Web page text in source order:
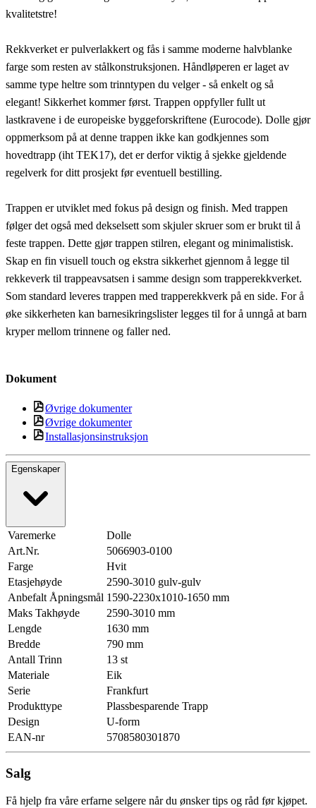
kvalitetstre!
Rekkverket er pulverlakkert og fås i samme moderne halvblanke
farge som resten av stålkonstruksjonen. Håndløperen er laget av
samme type heltre som trinntypen du velger - så enkelt og så
elegant! Sikkerhet kommer først. Trappen oppfyller fullt ut
lastkravene i de europeiske byggeforskriftene (Eurocode). Dolle gjør
oppmerksom på at denne trappen ikke kan godkjennes som
hovedtrapp (iht TEK17), det er derfor viktig å sjekke gjeldende
regelverk for ditt prosjekt før eventuell bestilling.
Trappen er utviklet med fokus på design og finish. Med trappen
følger det også med dekselsett som skjuler skruer som er brukt til å
feste trappen. Dette gjør trappen stilren, elegant og minimalistisk.
Skap en fin visuell touch og ekstra sikkerhet gjennom å legge til
rekkeverk til trappeavsatsen i samme design som trapperekkverket.
Som standard leveres trappen med trapperekkverk på en side. For å
øke sikkerheten kan barnesikringslister legges til for å unngå at barn
kryper mellom trinnene og faller ned.
Dokument
Øvrige dokumenter
Øvrige dokumenter
Installasjonsinstruksjon
Egenskaper
Varemerke
Dolle
Art.Nr.
5066903-0100
Farge
Hvit
Etasjehøyde
2590-3010 gulv-gulv
Anbefalt Åpningsmål 1590-2230x1010-1650 mm
Maks Takhøyde
2590-3010 mm
Lengde
1630 mm
Bredde
790 mm
Antall Trinn
13 st
Materiale
Eik
Serie
Frankfurt
Produkttype
Plassbesparende Trapp
Design
U-form
EAN-nr
5708580301870
Salg
Få hjelp fra våre erfarne selgere når du ønsker tips og råd før kjøpet.